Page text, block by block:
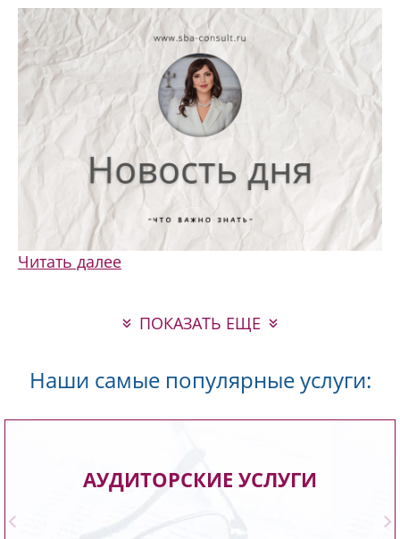
Читать далее
ПОКАЗАТЬ ЕЩЕ
Наши самые популярные услуги:
АУДИТОРСКИЕ УСЛУГИ
бухгалтерской, финансовой отчетности,